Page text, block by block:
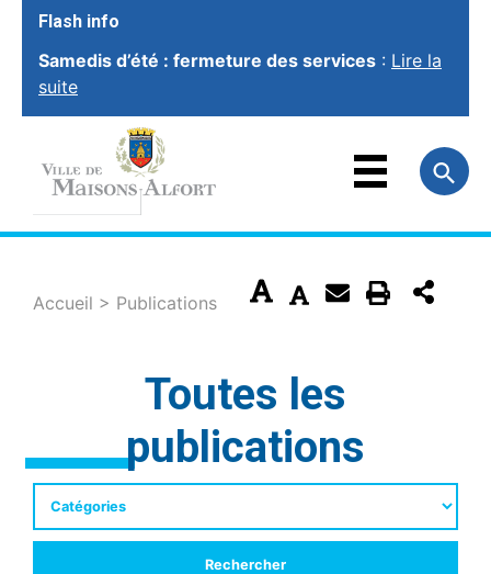
Flash info
Samedis d’été : fermeture des services : Lire la
suite
VOTRE MAIRIE
FAMILLEET ÉDUCATION
VOTRE CADREDE VIE
Accueil > Publications
Toutes les
publications
Rechercher